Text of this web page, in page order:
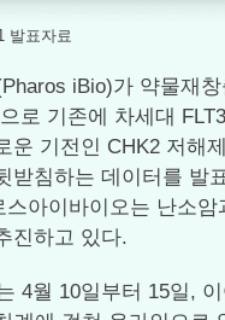
발표자료
iBio)가 약물재
로 기존에 차세대
운 기전인 CHK2 저해
받침하는 데이터를 발
아이바이오는 난소암
진하고 있다.
4월 10일부터 15일,